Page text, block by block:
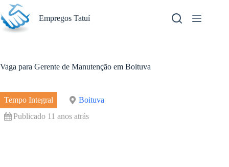
Pular
para
o
conteúdo
Empregos Tatuí
Vaga para Gerente de Manutenção em Boituva
Tempo Integral
Boituva
Publicado 11 anos atrás